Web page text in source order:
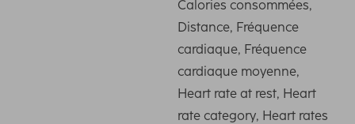
Calories consommées,
Distance, Fréquence
cardiaque, Fréquence
cardiaque moyenne,
Heart rate at rest, Heart
rate category, Heart rates